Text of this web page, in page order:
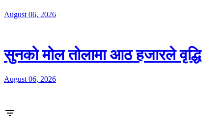
August 06, 2026
सुनको मोल तोलामा आठ हजारले वृद्धि
August 06, 2026